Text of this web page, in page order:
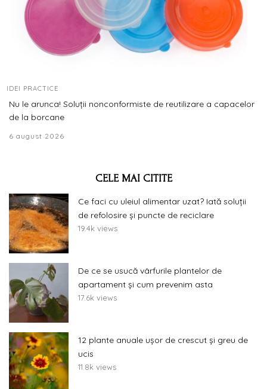
IDEI PRACTICE
Nu le arunca! Soluții nonconformiste de reutilizare a capacelor
de la borcane
6 august 2026
CELE MAI CITITE
Ce faci cu uleiul alimentar uzat? Iată soluții
de refolosire și puncte de reciclare
19.4k views
De ce se usucă vârfurile plantelor de
apartament și cum prevenim asta
17.6k views
12 plante anuale ușor de crescut și greu de
ucis
11.8k views